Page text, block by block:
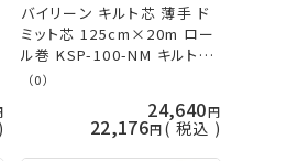
バイリーン キルト芯 薄手 ド
ミット芯 125cm×20m ロー
ル巻 KSP-100-NM キルト綿
メーカー直送 代引不可 日時
ルヌマン 手芸の山久
（0）
24,640
22,176 税込